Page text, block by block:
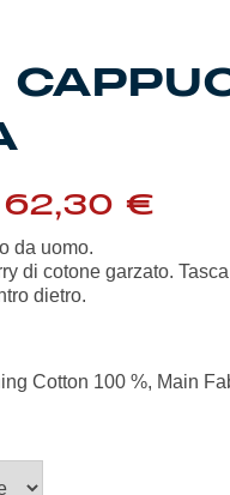
Il
prezzo
€.
62,30 €
è:
da uomo.
di cotone garzato.
dietro.
Cotton 100 %, Main